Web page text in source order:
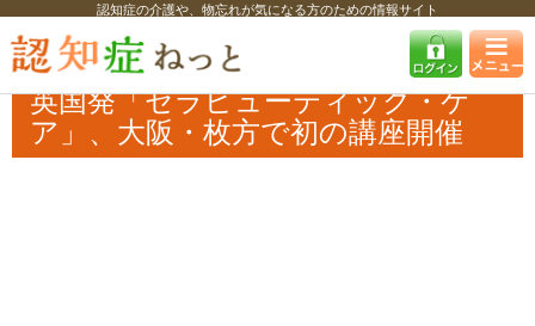
認知症の介護や、物忘れが気になる方のための情報サイト
認知症ねっと 認知症最新ニュース イベント
英国発「セラピューティ
ック・ケア」、大阪・枚方で初の講座開催
英国発「セラピューティック・ケ
ア」、大阪・枚方で初の講座開催